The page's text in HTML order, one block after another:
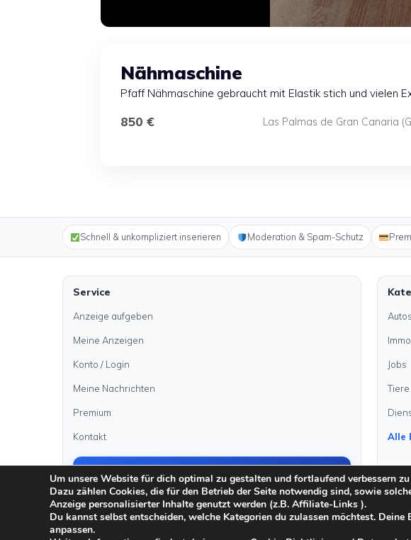
Nähmaschine
Pfaff Nähmaschine gebraucht mit Elastik stich und vielen
850 € Las Palmas de Gran Canaria
Schnell & unkompliziert inserieren Moderation & Spam-Schutz
Service
Anzeige aufgeben
Meine Anzeigen
Konto / Login
Meine Nachrichten
Premium
Kontakt
Autos
Jobs
Tiere
Alle
Impressum
Um unsere Website für dich optimal zu gestalten und fortlaufend verbessern
Dazu zählen Cookies, die für den Betrieb der Seite notwendig sind, sowie
Anzeige personalisierter Inhalte genutzt werden (z.B. Affiliate-Links ).
Du kannst selbst entscheiden, welche Kategorien du zulassen möchtest.
anpassen.